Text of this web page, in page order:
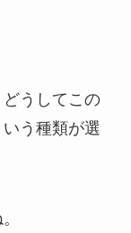
うしてこの
う種類が選